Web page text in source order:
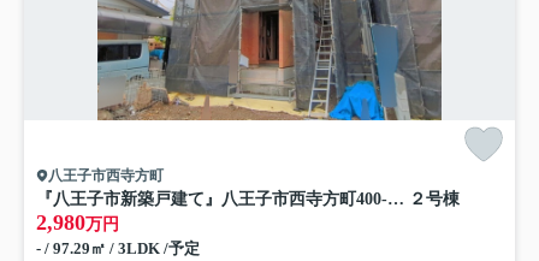
八王子市西寺方町
『八王子市新築戸建て』八王子市西寺方町400-47【仲介手数料無料】 ２期 ２号棟
2,980万円
- / 97.29㎡ / 3LDK /予定